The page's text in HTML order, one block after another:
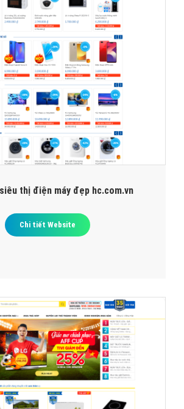
thị điện máy đẹp hc.com.vn
Chi tiết Website